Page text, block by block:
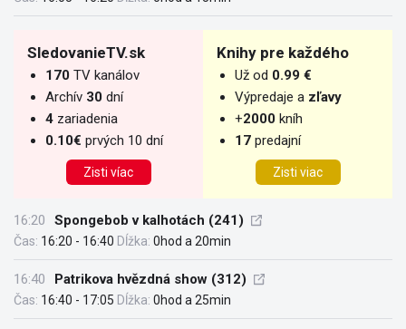
SledovanieTV.sk
170 TV kanálov
Archív 30 dní
4 zariadenia
0.10€ prvých 10 dní
Zisti víac
Knihy pre každého
Už od 0.99 €
Výpredaje a zľavy
+2000 kníh
17 predajní
Zisti viac
16:20 Spongebob v kalhotách (241)
Čas: 16:20 - 16:40 Dĺžka: 0hod a 20min
16:40 Patrikova hvězdná show (312)
Čas: 16:40 - 17:05 Dĺžka: 0hod a 25min